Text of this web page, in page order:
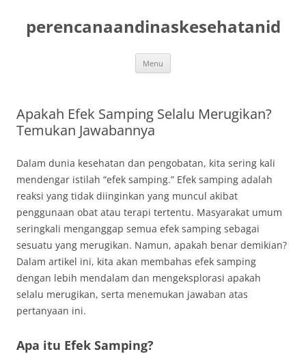
content
perencanaandinaskesehatanid
Menu
Apakah Efek Samping Selalu Merugikan?
Temukan Jawabannya
Dalam dunia kesehatan dan pengobatan, kita sering kali
mendengar istilah “efek samping.” Efek samping adalah
reaksi yang tidak diinginkan yang muncul akibat
penggunaan obat atau terapi tertentu. Masyarakat umum
seringkali menganggap semua efek samping sebagai
sesuatu yang merugikan. Namun, apakah benar demikian?
Dalam artikel ini, kita akan membahas efek samping
dengan lebih mendalam dan mengeksplorasi apakah
selalu merugikan, serta menemukan jawaban atas
pertanyaan ini.
Apa itu Efek Samping?